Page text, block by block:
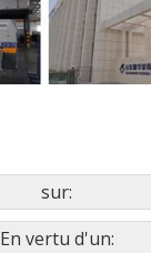
sur:
En vertu d'un: